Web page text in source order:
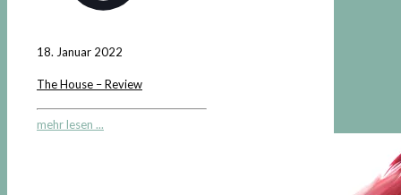
18. Januar 2022
The House – Review
mehr lesen ...